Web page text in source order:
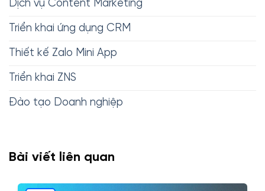
Dịch vụ Content Marketing
Triển khai ứng dụng CRM
Thiết kế Zalo Mini App
Triển khai ZNS
Đào tạo Doanh nghiệp
Bài viết liên quan